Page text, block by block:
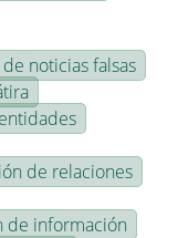
noticias falsas
de relaciones
de información